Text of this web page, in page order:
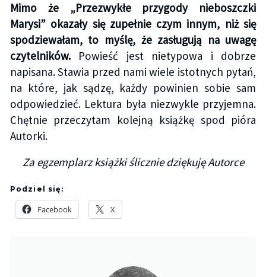
Mimo że „Przezwykłe przygody nieboszczki
Marysi” okazały się zupełnie czym innym, niż się
spodziewałam, to myślę, że zasługują na uwagę
czytelników.Powieść jest nietypowa i dobrze
napisana. Stawia przed nami wiele istotnych pytań,
na które, jak sądzę, każdy powinien sobie sam
odpowiedzieć. Lektura była niezwykle przyjemna.
Chętnie przeczytam kolejną książkę spod pióra
Autorki.
Za egzemplarz książki ślicznie dziękuję Autorce
Podziel się:
Facebook X